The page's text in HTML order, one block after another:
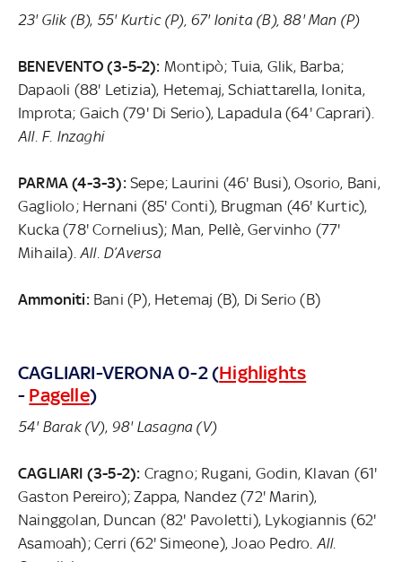
23' Glik (B), 55' Kurtic (P), 67' Ionita (B), 88' Man (P)
BENEVENTO (3-5-2): Montipò; Tuia, Glik, Barba;
Dapaoli (88' Letizia), Hetemaj, Schiattarella, Ionita,
Improta; Gaich (79' Di Serio), Lapadula (64' Caprari).
All. F. Inzaghi
PARMA (4-3-3): Sepe; Laurini (46' Busi), Osorio, Bani,
Gagliolo; Hernani (85' Conti), Brugman (46' Kurtic),
Kucka (78' Cornelius); Man, Pellè, Gervinho (77'
Mihaila). All. D’Aversa
Ammoniti:Bani (P), Hetemaj (B), Di Serio (B)
CAGLIARI-VERONA 0-2 (Highlights
- Pagelle)
54' Barak (V), 98' Lasagna (V)
CAGLIARI (3-5-2): Cragno; Rugani, Godin, Klavan (61'
Gaston Pereiro); Zappa, Nandez (72' Marin),
Nainggolan, Duncan (82' Pavoletti), Lykogiannis (62'
Asamoah); Cerri (62' Simeone), Joao Pedro. All.